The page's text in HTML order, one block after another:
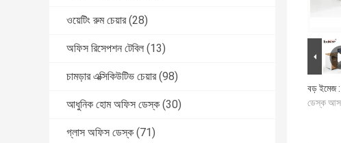
ওয়েটিং রুম চেয়ার (28)
অফিস রিসেপশন টেবিল (13)
চামড়ার এক্সিকিউটিভ চেয়ার (98)
আধুনিক হোম অফিস ডেস্ক (30)
গ্লাস অফিস ডেস্ক (71)
বড় ইমেজ :
ডেস্ক